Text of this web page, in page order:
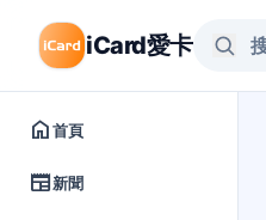
iCard愛卡
home首頁
newspaper新聞